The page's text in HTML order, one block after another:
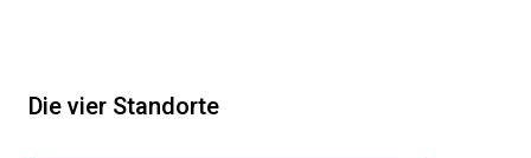
Die vier Standorte